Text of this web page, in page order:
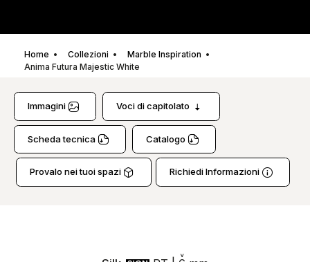
Home Collezioni
Marble Inspiration
Anima Futura Majestic White
Immagini Voci di capitolato
Scheda tecnica Catalogo
Provalo nei tuoi spazi Richiedi Informazioni